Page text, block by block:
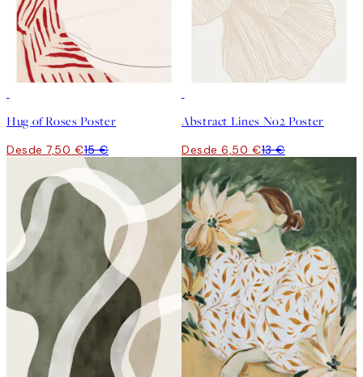
Hug of Roses Poster
Desde 7,50 €15 €
Abstract Lines No2 Poster
Desde 6,50 €13 €